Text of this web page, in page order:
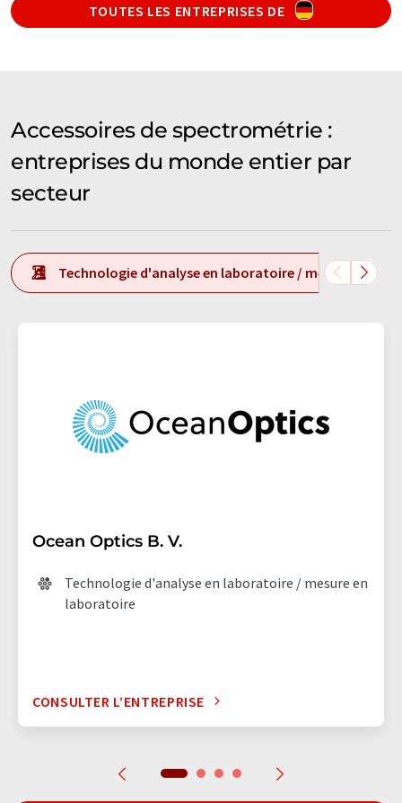
TOUTES LES ENTREPRISES DE
Accessoires de spectrométrie :
entreprises du monde entier par
secteur
Technologie d'analyse en laboratoire / mesure en
Ocean Optics B. V.
Technologie d'analyse en laboratoire / mesure en
laboratoire
CONSULTER L’ENTREPRISE